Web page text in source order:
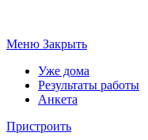
Меню Закрыть
Уже дома
Результаты работы
Анкета
Пристроить